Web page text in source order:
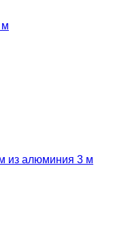
м
из алюминия 3 м